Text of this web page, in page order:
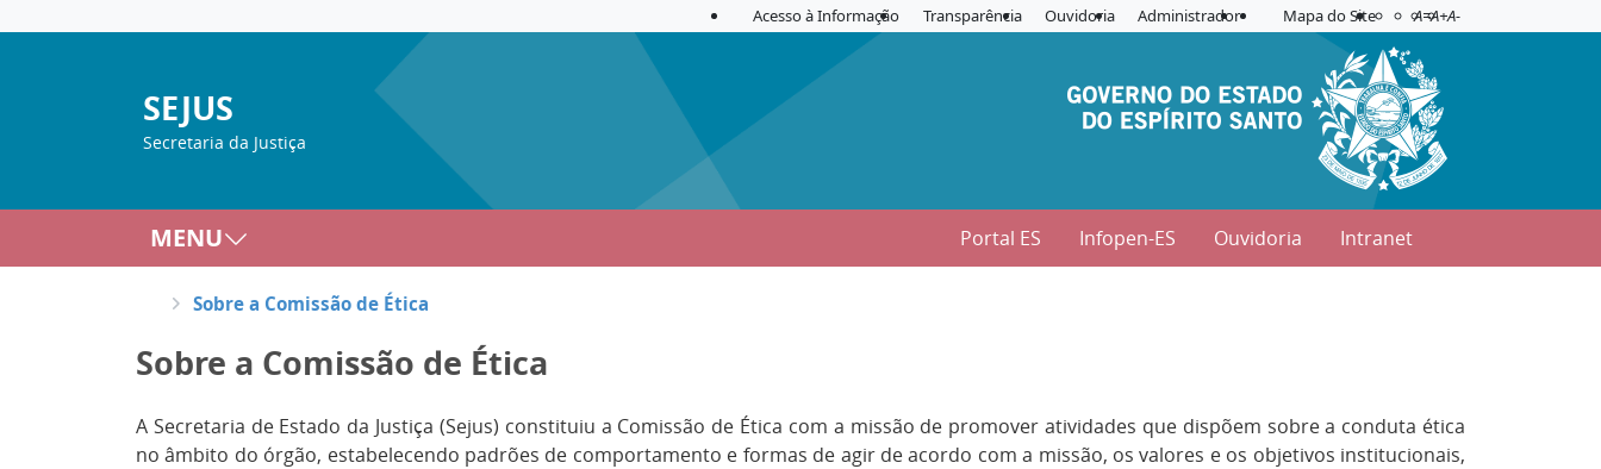
Acesso à Informação Transparência Ouvidoria Administrador Mapa do Site Acessibilidade
Aplicar contraste
A=A+A-
SEJUS
Secretaria da Justiça
MENU Portal ES Infopen-ES Ouvidoria Intranet
Sobre a Comissão de Ética
Sobre a Comissão de Ética
A Secretaria de Estado da Justiça (Sejus) constituiu a Comissão de Ética com a missão de promover atividades que dispõem sobre a conduta ética
no âmbito do órgão, estabelecendo padrões de comportamento e formas de agir de acordo com a missão, os valores e os objetivos institucionais,